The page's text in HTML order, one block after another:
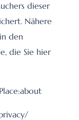
dieser
Nähere
den
die Sie hier